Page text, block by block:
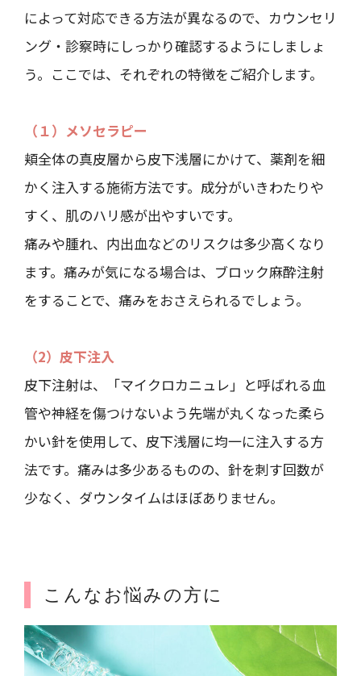
によって対応できる方法が異なるので、カウンセリ
ング・診察時にしっかり確認するようにしましょ
う。ここでは、それぞれの特徴をご紹介します。
（１）メソセラピー
頬全体の真皮層から皮下浅層にかけて、薬剤を細
かく注入する施術方法です。成分がいきわたりや
すく、肌のハリ感が出やすいです。
痛みや腫れ、内出血などのリスクは多少高くなり
ます。痛みが気になる場合は、ブロック麻酔注射
をすることで、痛みをおさえられるでしょう。
（2）皮下注入
皮下注射は、「マイクロカニュレ」と呼ばれる血
管や神経を傷つけないよう先端が丸くなった柔ら
かい針を使用して、皮下浅層に均一に注入する方
法です。痛みは多少あるものの、針を刺す回数が
少なく、ダウンタイムはほぼありません。
こんなお悩みの方に